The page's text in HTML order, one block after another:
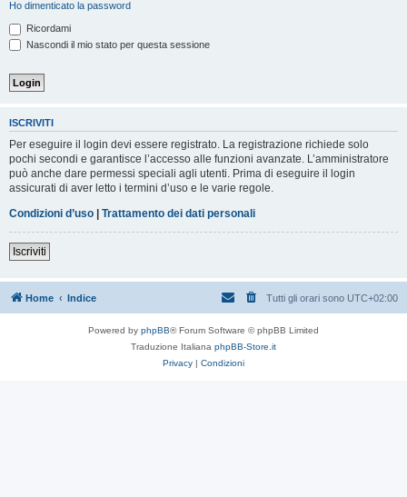
Ho dimenticato la password
Ricordami
Nascondi il mio stato per questa sessione
ISCRIVITI
Per eseguire il login devi essere registrato. La registrazione richiede solo
pochi secondi e garantisce l’accesso alle funzioni avanzate. L’amministratore
può anche dare permessi speciali agli utenti. Prima di eseguire il login
assicurati di aver letto i termini d’uso e le varie regole.
Condizioni d’uso | Trattamento dei dati personali
Iscriviti
Home Indice Tutti gli orari sono UTC+02:00
Powered by phpBB® Forum Software © phpBB Limited
Traduzione Italiana phpBB-Store.it
Privacy | Condizioni